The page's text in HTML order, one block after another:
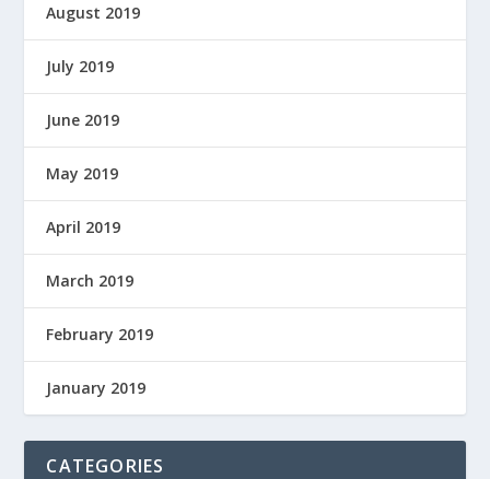
August 2019
July 2019
June 2019
May 2019
April 2019
March 2019
February 2019
January 2019
CATEGORIES